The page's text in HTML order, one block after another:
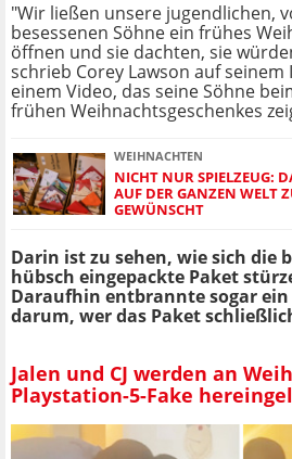
"Wir ließen unsere jugendlichen,
besessenen Söhne ein frühes
öffnen und sie dachten, sie
schrieb Corey Lawson auf
einem Video, das seine Söhne
frühen Weihnachtsgeschenkes
WEIHNACHTEN
NICHT NUR SPIELZEUG:
AUF DER GANZEN WELT
GEWÜNSCHT
Darin ist zu sehen, wie sich die
hübsch eingepackte Paket
Daraufhin entbrannte sogar
darum, wer das Paket
Jalen und CJ werden an
Playstation-5-Fake